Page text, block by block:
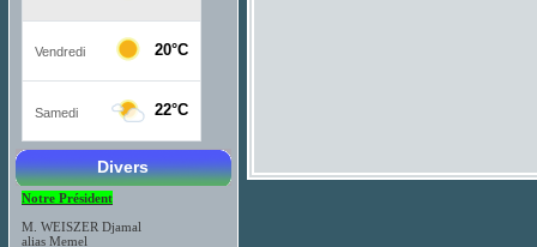
Divers
Notre Président
M. WEISZER Djamal
alias Memel